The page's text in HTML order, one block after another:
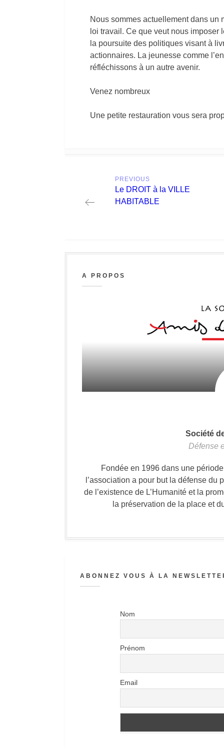
Nous sommes actuellement dans un
loi travail. Ce que veut nous imposer
la poursuite des politiques visant à
actionnaires. La jeunesse comme
réfléchissons à un autre avenir.
Venez nombreux
Une petite restauration vous sera
navigation
PREVIOUS
Previous
post:
Le DROIT à la VILLE
HABITABLE
A PROPOS
Société
Défense
Fondée en 1996 dans une
l’association a pour but la défense
de l’existence de L’Humanité et la
la préservation de la place et
ABONNEZ VOUS À LA
Nom
Prénom
Email